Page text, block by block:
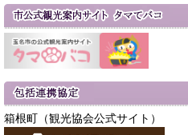
箱根町（観光協会公式サイト）